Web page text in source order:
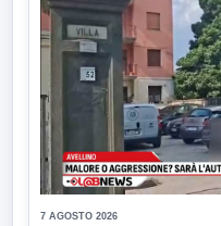
7 AGOSTO 2026